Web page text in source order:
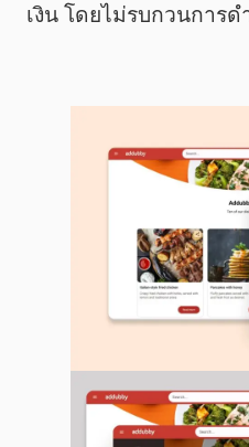
เงิน โดยไม่รบกวนการ